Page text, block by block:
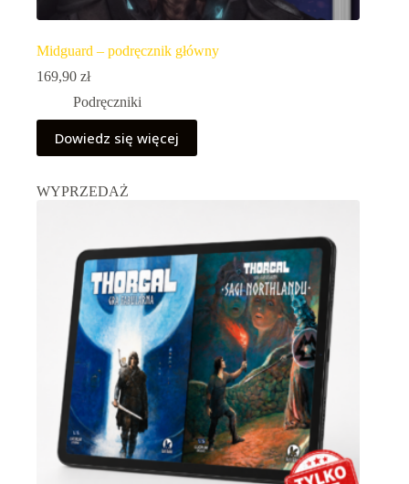
Midguard – podręcznik główny
169,90 zł
Podręczniki
Dowiedz się więcej
WYPRZEDAŻ